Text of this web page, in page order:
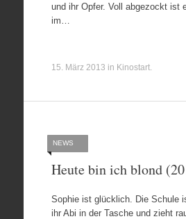
und ihr Opfer. Voll abgezockt ist
im…
15. März 2013 in Kinostart.
NEWS
Heute bin ich blond
Sophie ist glücklich. Die Schule
ihr Abi in der Tasche und zieht